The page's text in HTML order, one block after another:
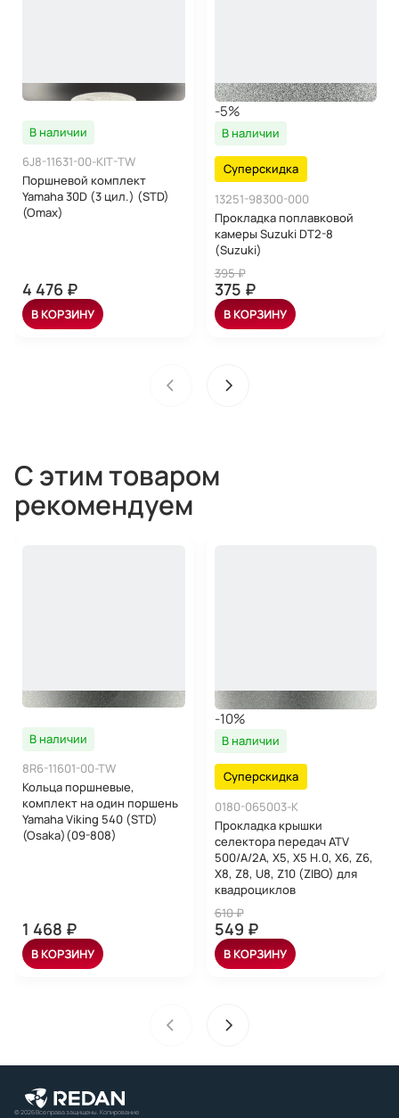
В наличии
6J8-11631-00-KIT-TW
Поршневой комплект
Yamaha 30D (3 цил.) (STD)
(Omax)
4 476 ₽
В КОРЗИНУ
-5%
В наличии
Суперскидка
13251-98300-000
Прокладка поплавковой
камеры Suzuki DT2-8
(Suzuki)
395 ₽
375 ₽
В КОРЗИНУ
С этим товаром
рекомендуем
В наличии
8R6-11601-00-TW
Кольца поршневые,
комплект на один поршень
Yamaha Viking 540 (STD)
(Osaka)(09-808)
1 468 ₽
В КОРЗИНУ
-10%
В наличии
Суперскидка
0180-065003-K
Прокладка крышки
селектора передач ATV
500/А/2A, X5, X5 H.0, X6, Z6,
X8, Z8, U8, Z10 (ZIBO) для
квадроциклов
610 ₽
549 ₽
В КОРЗИНУ
© 2026 Все права защищены. Копирование